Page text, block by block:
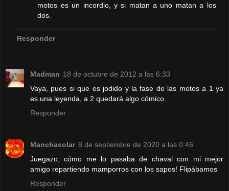
motos es un incordio, y si matan a uno matan a los
dos.
Responder
Madman 18 de octubre de 2012 a las 6:33
Vaya, pues si que es jodido y la fase de las motos a 1 ya
es.una leyenda, a 2 quedará algo cómico.
Responder
Manchasolar 8 de septiembre de 2020 a las 0:46
Juegazo, cómo me lo pasaba de chaval con mi mejor
amigo repartiendo mamporros con los sapos! Flipábamos
Responder